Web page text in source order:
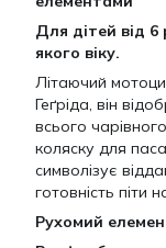
Для дітей від
якого віку.
Літаючий
Геґріда, він
всього
коляску для
символізує
готовність піти
Рухомий